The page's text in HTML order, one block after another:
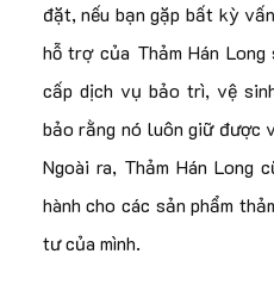
đặt, nếu bạn gặp bất kỳ
hỗ trợ của Thảm Hán
cấp dịch vụ bảo trì, vệ
bảo rằng nó luôn giữ được
Ngoài ra, Thảm Hán Long
hành cho các sản phẩm
tư của mình.